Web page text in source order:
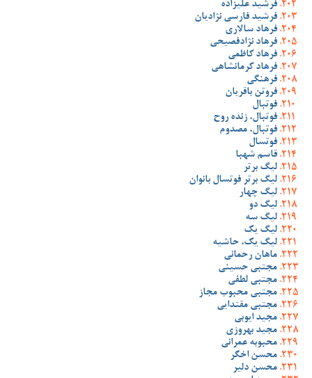
فرشید علیزاده
فرشید فارسی نژادیان
فرهاد سالاری
فرهاد نژادفصیحی
فرهاد کاظمی
فرهاد کرمانشاهی
فرهنگی
فروتن باقریان
فوتبال
فوتبال، زنده روح
فوتبال، مصدوم
فوتسال
قاسم شهبا
لیگ برتر
لیگ برتر فوتسال بانوان
لیگ چهار
لیگ دو
لیگ سه
لیگ یک
لیگ یک، حاشیه
ماهان رحمانی
مجتبی حسینی
مجتبی لطفی
مجتبی محبوب مجاز
مجتبی مقتدایی
مجید ایوبی
مجید بهروزی
محبوبه عمرانی
محسن اخگر
محسن دلیر